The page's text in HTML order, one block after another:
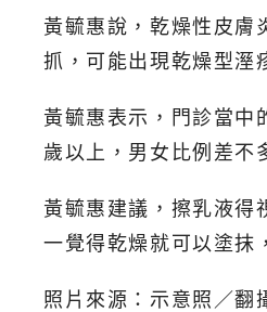
黃毓惠說，乾燥性皮膚
抓，可能出現乾燥型溼
黃毓惠表示，門診當中
歲以上，男女比例差不
黃毓惠建議，擦乳液得
一覺得乾燥就可以塗抹
照片來源：示意照／翻